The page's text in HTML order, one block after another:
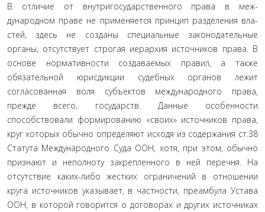
В отличие от внутригосударственного права в меж­
дународном праве не применяется принцип разделения вла­
стей, здесь не созданы специальные законодательные
органы, отсутствует строгая иерархия источников права. В
основе нор­мативности создаваемых правил, а также
обязательной юрис­дикции судебных органов лежит
согласованная воля субъектов международного права,
прежде всего, государств. Данные осо­бенности
способствовали формированию «своих» источников права,
круг которых обычно определяют исходя из содержа­ния ст.38
Статута Международного Суда ООН, хотя, при этом, обычно
признают и неполноту закрепленного в ней перечня. На
отсутствие каких-либо жестких ограничений в отношении
круга источников указывает, в частности, преамбула Устава
ООН, в которой говорится о договорах и других источниках